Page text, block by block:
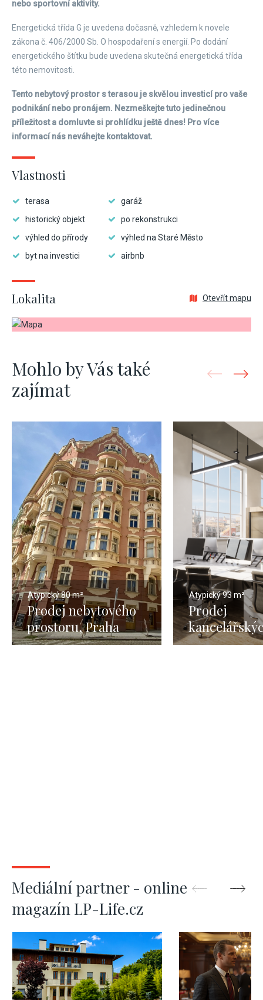
nebo sportovní aktivity.
Energetická třída G je uvedena dočasně, vzhledem k novele
zákona č. 406/2000 Sb. O hospodaření s energií. Po dodání
energetického štítku bude uvedena skutečná energetická třída
této nemovitosti.
Tento nebytový prostor s terasou je skvělou investicí pro vaše
podnikání nebo pronájem. Nezmeškejte tuto jedinečnou
příležitost a domluvte si prohlídku ještě dnes! Pro více
informací nás neváhejte kontaktovat.
Vlastnosti
terasa
garáž
historický objekt
po rekonstrukci
výhled do přírody
výhled na Staré Město
byt na investici
airbnb
Lokalita Otevřít mapu
Mohlo by Vás také
zajímat
Atypický80 m²
Prodej nebytového
prostoru, Praha
Vršovice – 80 m2
Atypický93 m²
Prodej
prostor,
Mediální partner - online
magazín LP-Life.cz